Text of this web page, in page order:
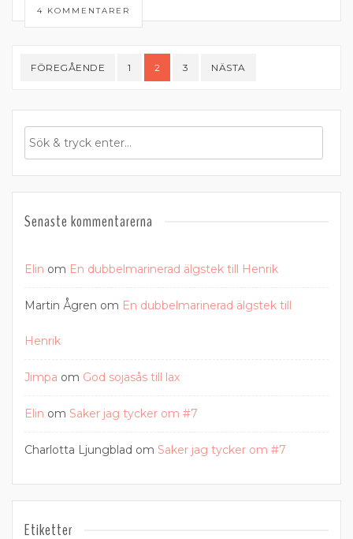
4 KOMMENTARER
förFÖREGÅENDE 1 2 3 NÄSTA
Senaste kommentarerna
Elin om En dubbelmarinerad älgstek till Henrik
Martin Ågren om En dubbelmarinerad älgstek till
Henrik
Jimpa om God sojasås till lax
Elin om Saker jag tycker om #7
Charlotta Ljungblad om Saker jag tycker om #7
Etiketter